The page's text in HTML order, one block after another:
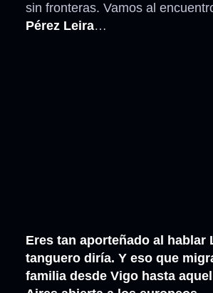
sin fronteras. Vamos al
Pérez Leira…
Eres tan aporteñado al hablar
tanguero diría. Y eso que
familia desde Vigo hasta